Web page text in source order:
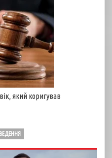
який коригував